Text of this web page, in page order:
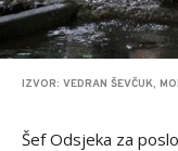
IZVOR: VEDRAN ŠEVČUK,
Šef Odsjeka za